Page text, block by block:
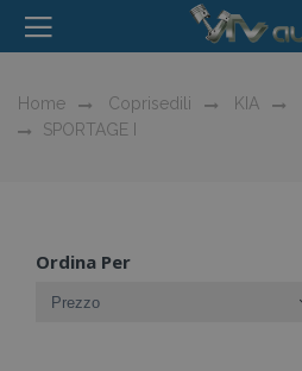
Home Coprisedili KIA
SPORTAGE I
Ordina Per